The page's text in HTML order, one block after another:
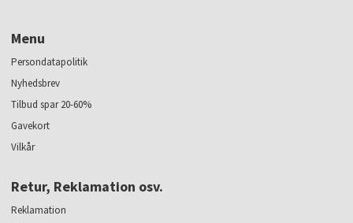
Menu
Persondatapolitik
Nyhedsbrev
Tilbud spar 20-60%
Gavekort
Vilkår
Retur, Reklamation osv.
Reklamation